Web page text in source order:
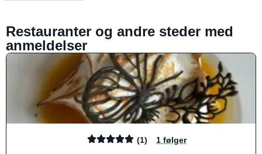
Restauranter og andre steder med
anmeldelser
(1) 1 følger